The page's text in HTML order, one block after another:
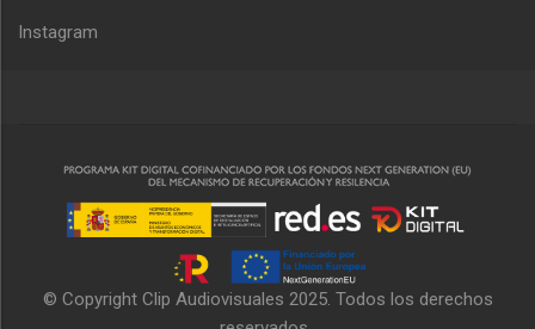
Instagram
© Copyright Clip Audiovisuales 2025. Todos los derechos